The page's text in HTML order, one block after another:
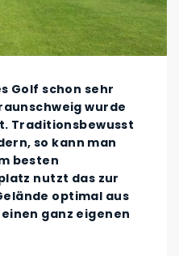
Golf schon sehr
wurde
Traditionsbewusst
so kann man
besten
nutzt das zur
optimal aus
ganz eigenen